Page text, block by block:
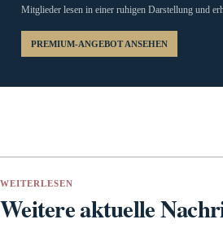
Mitglieder lesen in einer ruhigen Darstellung und
PREMIUM-ANGEBOT ANSEHEN
WEITERLESEN
Weitere aktuelle